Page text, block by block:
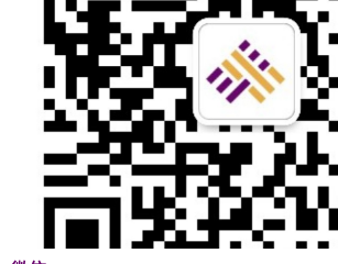
院长邮箱
EN
地址：上海市浦东新区海基六路99号创新魔坊三期2号楼
邮箱： dafi@sufe.edu.cn